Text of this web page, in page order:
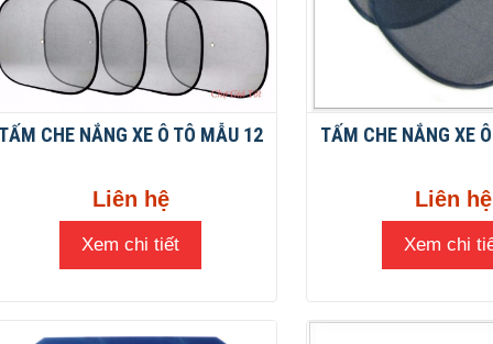
TẤM CHE NẮNG XE Ô TÔ MẪU 12
Liên hệ
Xem chi tiết
TẤM CHE NẮNG XE
Liên hệ
Xem chi